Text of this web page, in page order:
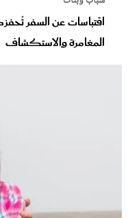
اقتباسات عن السفر
المغامرة والاستكشاف